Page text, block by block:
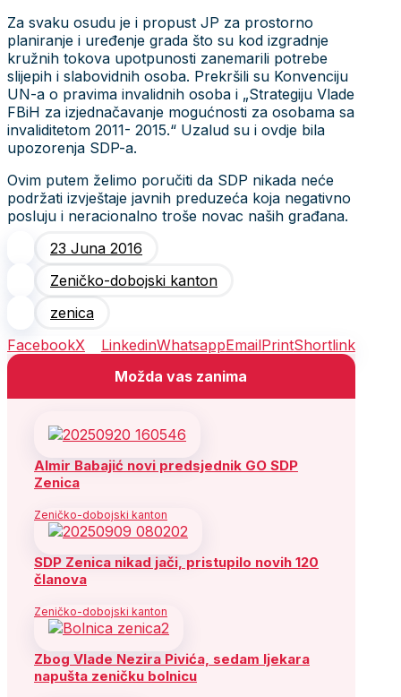
Za svaku osudu je i propust JP za prostorno
planiranje i uređenje grada što su kod izgradnje
kružnih tokova upotpunosti zanemarili potrebe
slijepih i slabovidnih osoba. Prekršili su Konvenciju
UN-a o pravima invalidnih osoba i „Strategiju Vlade
FBiH za izjednačavanje mogućnosti za osobama sa
invaliditetom 2011- 2015.“ Uzalud su i ovdje bila
upozorenja SDP-a.
Ovim putem želimo poručiti da SDP nikada neće
podržati izvještaje javnih preduzeća koja negativno
posluju i neracionalno troše novac naših građana.
23 Juna 2016
Zeničko-dobojski kanton
zenica
FacebookX LinkedinWhatsappEmailPrintShortlink
Možda vas zanima
Almir Babajić novi predsjednik GO SDP
Zenica
Zeničko-dobojski kanton
SDP Zenica nikad jači, pristupilo novih 120
članova
Zeničko-dobojski kanton
Zbog Vlade Nezira Pivića, sedam ljekara
napušta zeničku bolnicu